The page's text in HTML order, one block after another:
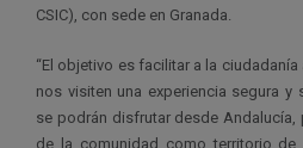
CSIC), con sede en Granada.
“El objetivo es facilitar a la
nos visiten una experiencia segura
se podrán disfrutar desde Andalucía,
de la comunidad como territorio de